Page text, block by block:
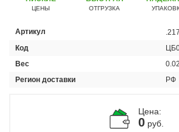
+7 (4162) 22-95-79
Сервисный центр
График работы: ПН-ПТ с 8.30 до 18.00 (+6
ЦЕНЫ ОТГРУЗКА
Артикул
Код
Вес
Регион доставки
РФ
Цена:
0руб.